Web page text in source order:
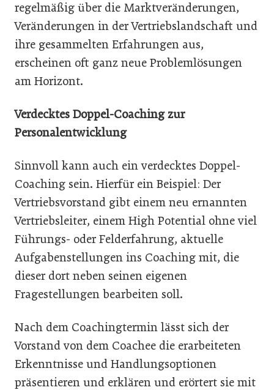
regelmäßig über die Marktveränderungen,
Veränderungen in der Vertriebslandschaft und
ihre gesammelten Erfahrungen aus,
erscheinen oft ganz neue Problemlösungen
am Horizont.
Verdecktes Doppel-Coaching zur
Personalentwicklung
Sinnvoll kann auch ein verdecktes Doppel-
Coaching sein. Hierfür ein Beispiel: Der
Vertriebsvorstand gibt einem neu ernannten
Vertriebsleiter, einem High Potential ohne viel
Führungs- oder Felderfahrung, aktuelle
Aufgabenstellungen ins Coaching mit, die
dieser dort neben seinen eigenen
Fragestellungen bearbeiten soll.
Nach dem Coachingtermin lässt sich der
Vorstand von dem Coachee die erarbeiteten
Erkenntnisse und Handlungsoptionen
präsentieren und erklären und erörtert sie mit